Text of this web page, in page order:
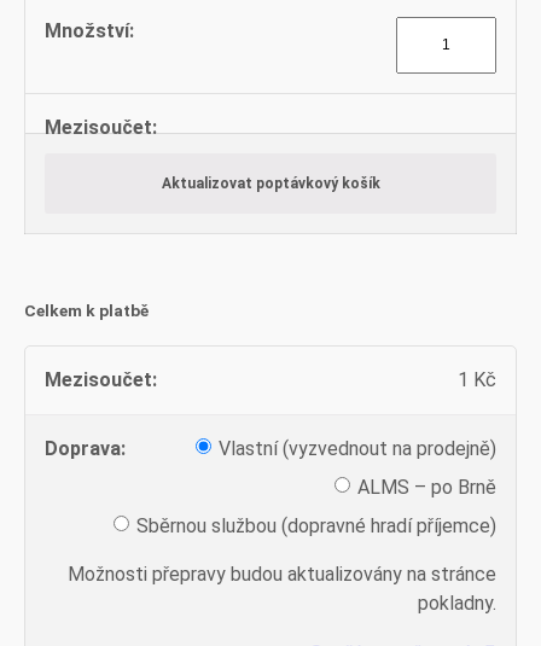
Aktualizovat poptávkový košík
Celkem k platbě
1 Kč
Vlastní (vyzvednout na prodejně)
ALMS – po Brně
Sběrnou službou (dopravné hradí příjemce)
Možnosti přepravy budou aktualizovány na stránce
pokladny.